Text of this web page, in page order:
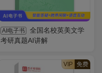
AI电子书
全国名校英美文学
考研真题AI讲解
VIP 免费